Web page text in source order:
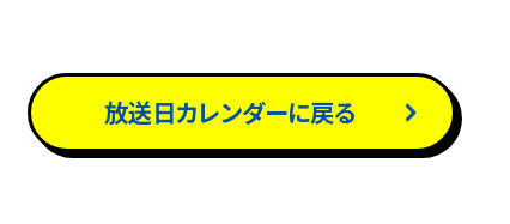
放送日カレンダーに戻る